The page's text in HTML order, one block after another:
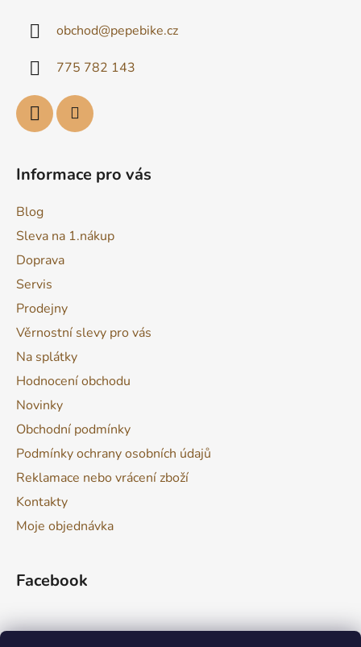
obchod@pepebike.cz
775 782 143
Informace pro vás
Blog
Sleva na 1.nákup
Doprava
Servis
Prodejny
Věrnostní slevy pro vás
Na splátky
Hodnocení obchodu
Novinky
Obchodní podmínky
Podmínky ochrany osobních údajů
Reklamace nebo vrácení zboží
Kontakty
Moje objednávka
Facebook